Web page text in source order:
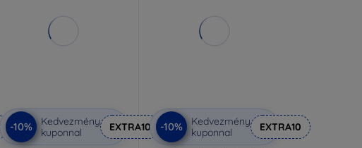
-10%
Kedvezmény
kuponnal
EXTRA10 -10%
Kedvezmény
kuponnal
EXTRA10